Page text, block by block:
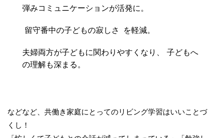
弾みコミュニケーションが活発に。
留守番中の子どもの寂しさ を軽減。
夫婦両方が子どもに関わりやすくなり、
子どもへ
の理解も深まる。
などなど、共働き家庭にとってのリビング学習はいいことづ
くし！